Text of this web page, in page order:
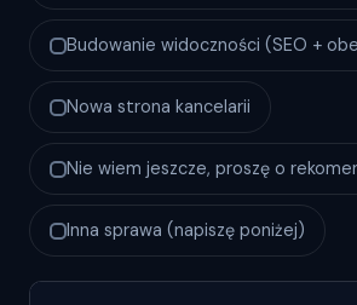
Budowanie widoczności (SEO +
Nowa strona kancelarii
Nie wiem jeszcze, proszę o
Inna sprawa (napiszę poniżej)